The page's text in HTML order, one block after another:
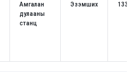
Амгалан
дулааны
станц
Эзэмших